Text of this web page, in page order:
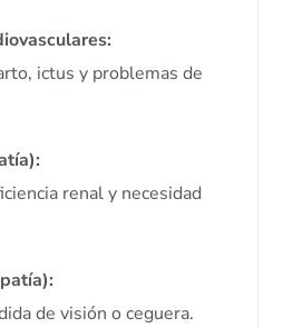
ictus y problemas de
renal y necesidad
de visión o ceguera.